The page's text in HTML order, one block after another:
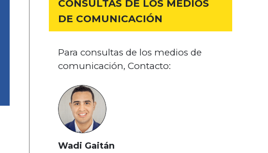
CONSULTAS DE LOS MEDIOS
DE COMUNICACIÓN
Para consultas de los medios de
comunicación, Contacto:
Wadi Gaitán